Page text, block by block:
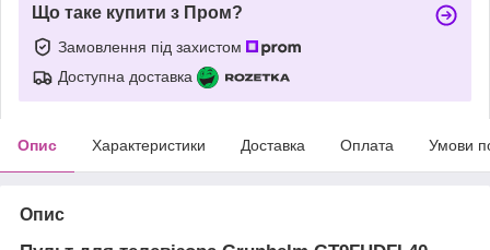
Що таке купити з Пром?
Замовлення під захистом
Доступна доставка
Опис Характеристики Доставка Оплата Умови
Опис